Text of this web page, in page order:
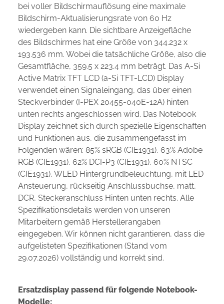
bei voller Bildschirmauflösung eine maximale
Bildschirm-Aktualisierungsrate von 60 Hz
wiedergeben kann. Die sichtbare Anzeigefläche
des Bildschirmes hat eine Größe von 344.232 x
193.536 mm. Wobei die tatsächliche Größe, also die
Gesamtfläche, 359.5 x 223.4 mm beträgt. Das A-Si
Active Matrix TFT LCD (a-Si TFT-LCD) Display
verwendet einen Signaleingang, das über einen
Steckverbinder (I-PEX 20455-040E-12A) hinten
unten rechts angeschlossen wird. Das Notebook
Display zeichnet sich durch spezielle Eigenschaften
und Funktionen aus, die zusammengefasst im
Folgenden wären: 85% sRGB (CIE1931), 63% Adobe
RGB (CIE1931), 62% DCI-P3 (CIE1931), 60% NTSC
(CIE1931), WLED Hintergrundbeleuchtung, mit LED
Ansteuerung, rückseitig Anschlussbuchse, matt,
DCR, Steckeranschluss Hinten unten rechts. Alle
Spezifikationsdetails werden von unseren
Mitarbeitern gemäß Herstellerangaben
eingegeben. Wir können nicht garantieren, dass die
aufgelisteten Spezifikationen (Stand vom
29.07.2026) vollständig und korrekt sind.
Ersatzdisplay passend für folgende Notebook-
Modelle: